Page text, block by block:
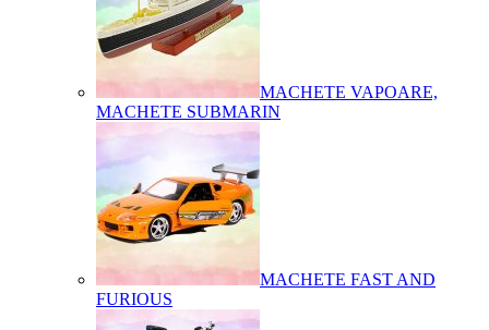
MACHETE VAPOARE,
MACHETE SUBMARIN
MACHETE FAST AND
FURIOUS